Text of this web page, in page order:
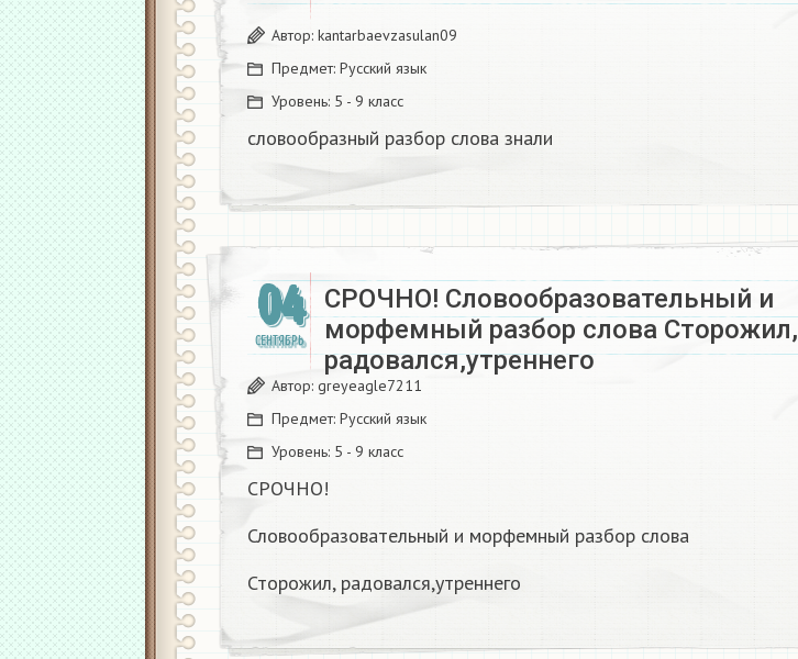
Автор: kantarbaevzasulan09
Предмет: Русский язык
Уровень: 5 - 9 класс
словообразный разбор слова знали
04
СЕНТЯБРЬ
СРОЧНО! Словообразовательный и
морфемный разбор слова Сторожил,
радовался,утреннего
Автор: greyeagle7211
Предмет: Русский язык
Уровень: 5 - 9 класс
СРОЧНО!
Словообразовательный и морфемный разбор слова
Сторожил, радовался,утреннего